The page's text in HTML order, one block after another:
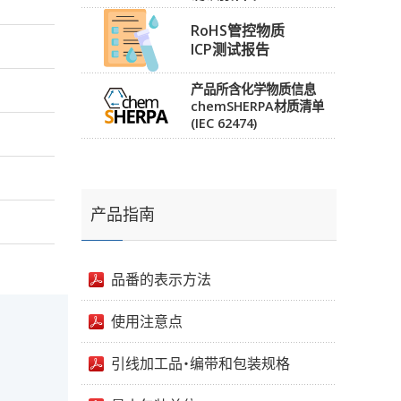
RoHS管控物质
ICP测试报告
产品所含化学物质信息
chemSHERPA材质清单
(IEC 62474)
产品指南
品番的表示方法
使用注意点
引线加工品・编带和包装规格